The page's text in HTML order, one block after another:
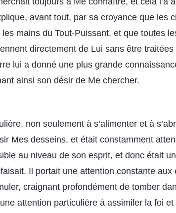
avant tout, par sa croyance que les
mains du Tout-Puissant, et que toutes
directement de Lui sans être
lui a donné une plus grande
ainsi son désir de Me chercher.
non seulement à s’alimenter et à
Mes desseins, et était constamment
au niveau de son esprit, et donc était
Il portait une attention constante aux
craignant profondément de tomber
attention particulière à assimiler la foi